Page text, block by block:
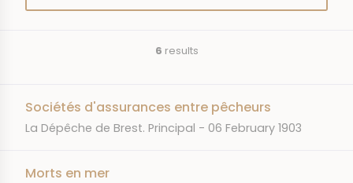
6 results
Sociétés d'assurances entre pêcheurs
JOURNAL
La Dépêche de Brest. Principal DATE
06 February 1903
Morts en mer